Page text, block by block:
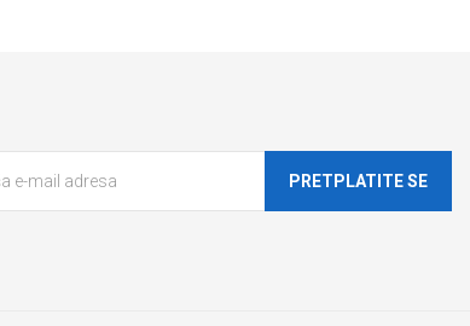
PRETPLATITE SE